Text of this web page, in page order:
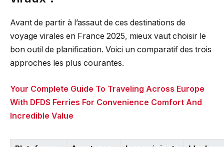
Avant de partir à l’assaut de ces destinations de
voyage virales en France 2025, mieux vaut choisir le
bon outil de planification. Voici un comparatif des trois
approches les plus courantes.
Your Complete Guide To Traveling Across Europe
With DFDS Ferries For Convenience Comfort And
Incredible Value